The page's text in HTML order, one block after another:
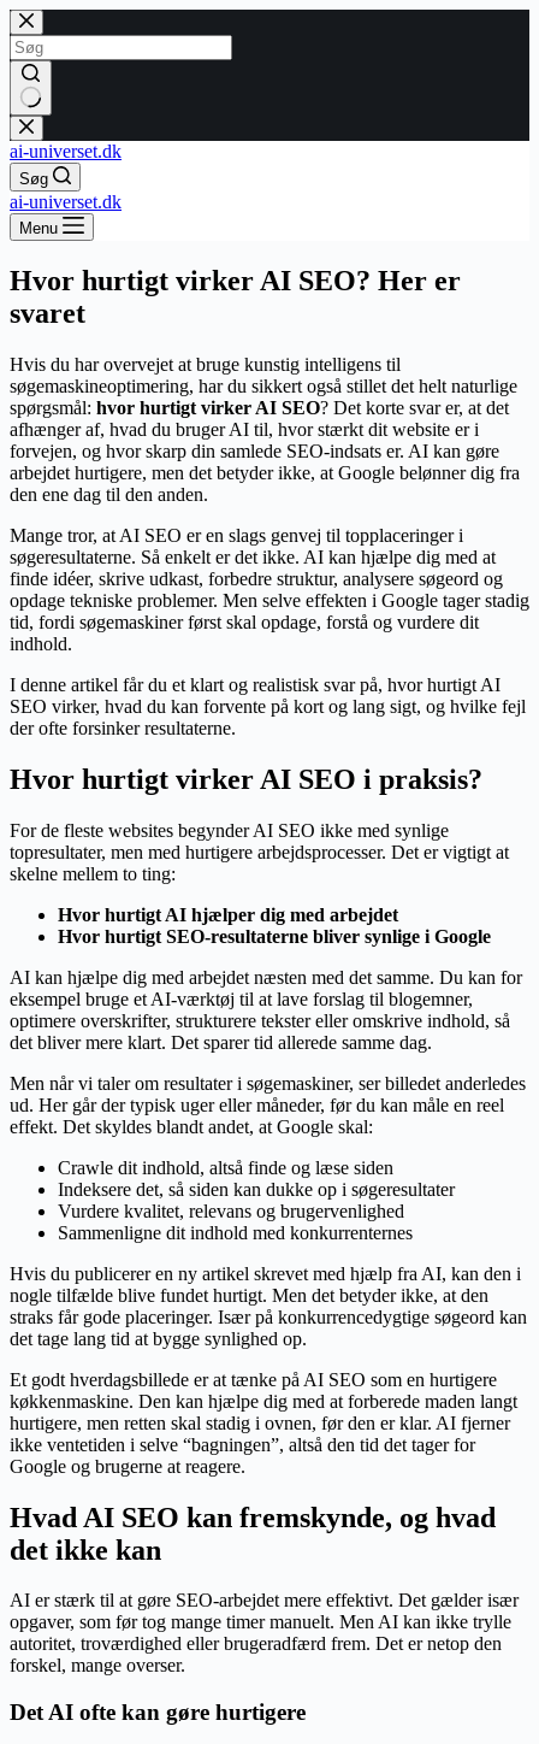
Fortsæt
til
indhold
Ingen
resultater
ai-universet.dk
Søg
ai-universet.dk
Menu
Hvor hurtigt virker AI SEO? Her er
svaret
Hvis du har overvejet at bruge kunstig intelligens til
søgemaskineoptimering, har du sikkert også stillet det helt naturlige
spørgsmål: hvor hurtigt virker AI SEO? Det korte svar er, at det
afhænger af, hvad du bruger AI til, hvor stærkt dit website er i
forvejen, og hvor skarp din samlede SEO-indsats er. AI kan gøre
arbejdet hurtigere, men det betyder ikke, at Google belønner dig fra
den ene dag til den anden.
Mange tror, at AI SEO er en slags genvej til topplaceringer i
søgeresultaterne. Så enkelt er det ikke. AI kan hjælpe dig med at
finde idéer, skrive udkast, forbedre struktur, analysere søgeord og
opdage tekniske problemer. Men selve effekten i Google tager stadig
tid, fordi søgemaskiner først skal opdage, forstå og vurdere dit
indhold.
I denne artikel får du et klart og realistisk svar på, hvor hurtigt AI
SEO virker, hvad du kan forvente på kort og lang sigt, og hvilke fejl
der ofte forsinker resultaterne.
Hvor hurtigt virker AI SEO i praksis?
For de fleste websites begynder AI SEO ikke med synlige
topresultater, men med hurtigere arbejdsprocesser. Det er vigtigt at
skelne mellem to ting:
Hvor hurtigt AI hjælper dig med arbejdet
Hvor hurtigt SEO-resultaterne bliver synlige i Google
AI kan hjælpe dig med arbejdet næsten med det samme. Du kan for
eksempel bruge et AI-værktøj til at lave forslag til blogemner,
optimere overskrifter, strukturere tekster eller omskrive indhold, så
det bliver mere klart. Det sparer tid allerede samme dag.
Men når vi taler om resultater i søgemaskiner, ser billedet anderledes
ud. Her går der typisk uger eller måneder, før du kan måle en reel
effekt. Det skyldes blandt andet, at Google skal:
Crawle dit indhold, altså finde og læse siden
Indeksere det, så siden kan dukke op i søgeresultater
Vurdere kvalitet, relevans og brugervenlighed
Sammenligne dit indhold med konkurrenternes
Hvis du publicerer en ny artikel skrevet med hjælp fra AI, kan den i
nogle tilfælde blive fundet hurtigt. Men det betyder ikke, at den
straks får gode placeringer. Især på konkurrencedygtige søgeord kan
det tage lang tid at bygge synlighed op.
Et godt hverdagsbillede er at tænke på AI SEO som en hurtigere
køkkenmaskine. Den kan hjælpe dig med at forberede maden langt
hurtigere, men retten skal stadig i ovnen, før den er klar. AI fjerner
ikke ventetiden i selve “bagningen”, altså den tid det tager for
Google og brugerne at reagere.
Hvad AI SEO kan fremskynde, og hvad
det ikke kan
AI er stærk til at gøre SEO-arbejdet mere effektivt. Det gælder især
opgaver, som før tog mange timer manuelt. Men AI kan ikke trylle
autoritet, troværdighed eller brugeradfærd frem. Det er netop den
forskel, mange overser.
Det AI ofte kan gøre hurtigere